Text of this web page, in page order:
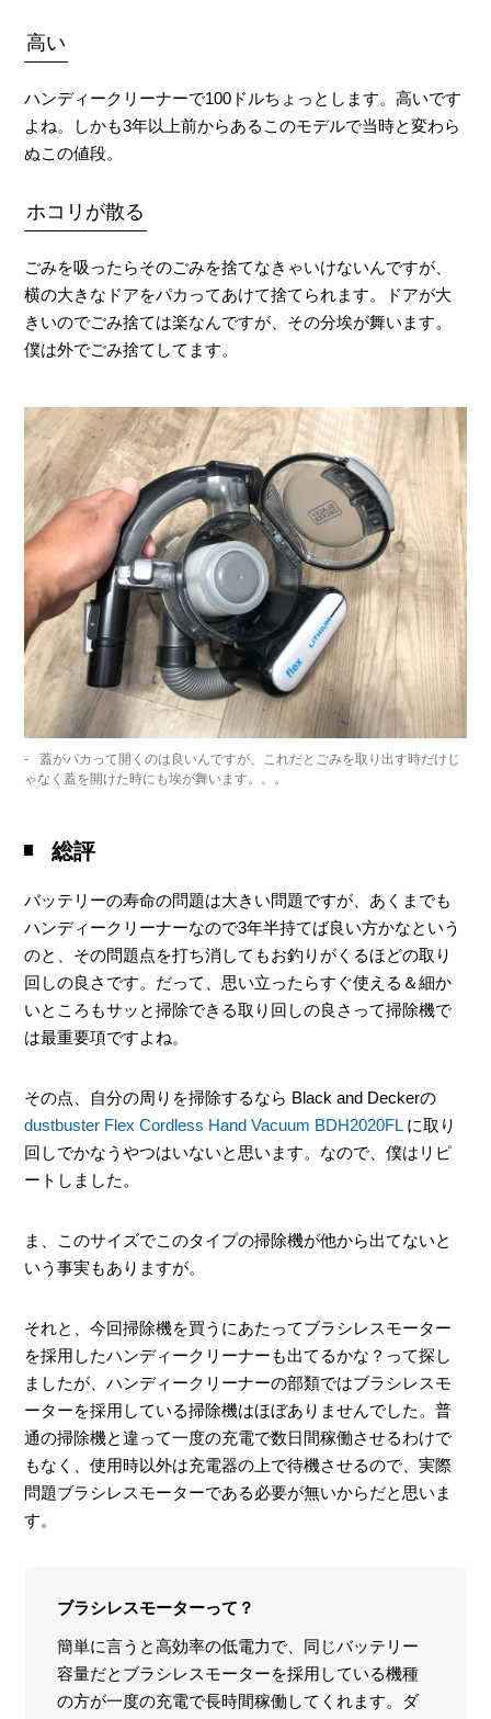
高い
ハンディークリーナーで100ドルちょっとします。高いです
よね。しかも3年以上前からあるこのモデルで当時と変わら
ぬこの値段。
ホコリが散る
ごみを吸ったらそのごみを捨てなきゃいけないんですが、
横の大きなドアをパカってあけて捨てられます。ドアが大
きいのでごみ捨ては楽なんですが、その分埃が舞います。
僕は外でごみ捨てしてます。
蓋がパカって開くのは良いんですが、これだとごみを取り出す時だけじ
ゃなく蓋を開けた時にも埃が舞います。。。
総評
バッテリーの寿命の問題は大きい問題ですが、あくまでも
ハンディークリーナーなので3年半持てば良い方かなという
のと、その問題点を打ち消してもお釣りがくるほどの取り
回しの良さです。だって、思い立ったらすぐ使える＆細か
いところもサッと掃除できる取り回しの良さって掃除機で
は最重要項ですよね。
その点、自分の周りを掃除するなら Black and Deckerの
dustbuster Flex Cordless Hand Vacuum BDH2020FL に取り
回しでかなうやつはいないと思います。なので、僕はリピ
ートしました。
ま、このサイズでこのタイプの掃除機が他から出てないと
いう事実もありますが。
それと、今回掃除機を買うにあたってブラシレスモーター
を採用したハンディークリーナーも出てるかな？って探し
ましたが、ハンディークリーナーの部類ではブラシレスモ
ーターを採用している掃除機はほぼありませんでした。普
通の掃除機と違って一度の充電で数日間稼働させるわけで
もなく、使用時以外は充電器の上で待機させるので、実際
問題ブラシレスモーターである必要が無いからだと思いま
す。
ブラシレスモーターって？
簡単に言うと高効率の低電力で、同じバッテリー
容量だとブラシレスモーターを採用している機種
の方が一度の充電で長時間稼働してくれます。ダ